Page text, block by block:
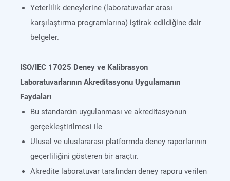
Yeterlilik deneylerine (laboratuvarlar arası
karşılaştırma programlarına) iştirak edildiğine dair
belgeler.
ISO/IEC 17025 Deney ve Kalibrasyon
Laboratuvarlarının Akreditasyonu Uygulamanın
Faydaları
Bu standardın uygulanması ve akreditasyonun
gerçekleştirilmesi ile
Ulusal ve uluslararası platformda deney raporlarının
geçerliliğini gösteren bir araçtır.
Akredite laboratuvar tarafından deney raporu verilen